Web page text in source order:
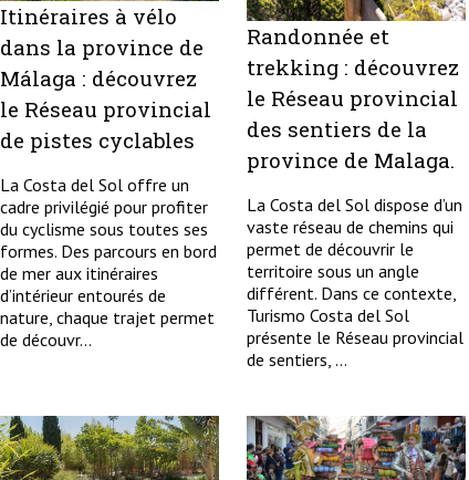
Itinéraires à vélo
dans la province de
Málaga : découvrez
le Réseau provincial
de pistes cyclables
La Costa del Sol offre un
cadre privilégié pour profiter
du cyclisme sous toutes ses
formes. Des parcours en bord
de mer aux itinéraires
d’intérieur entourés de
nature, chaque trajet permet
de découvr...
Randonnée et
trekking : découvrez
le Réseau provincial
des sentiers de la
province de Malaga.
La Costa del Sol dispose d’un
vaste réseau de chemins qui
permet de découvrir le
territoire sous un angle
différent. Dans ce contexte,
Turismo Costa del Sol
présente le Réseau provincial
de sentiers, ...